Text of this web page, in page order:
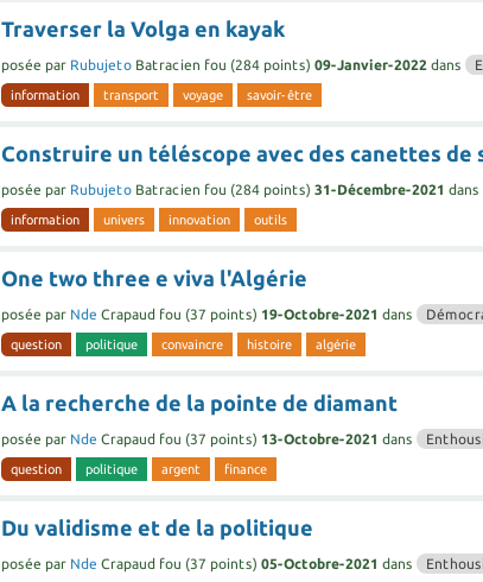
Traverser la Volga en kayak
posée par Rubujeto Batracien fou (284 points) 09-Janvier-2022 dans
information transport voyage savoir-être
Construire un téléscope avec des canettes de
posée par Rubujeto Batracien fou (284 points) 31-Décembre-2021 dans
information univers innovation outils
One two three e viva l'Algérie
posée par Nde Crapaud fou (37 points) 19-Octobre-2021 dans
question politique convaincre histoire algérie
A la recherche de la pointe de diamant
posée par Nde Crapaud fou (37 points) 13-Octobre-2021 dans
question politique argent finance
Du validisme et de la politique
posée par Nde Crapaud fou (37 points) 05-Octobre-2021 dans